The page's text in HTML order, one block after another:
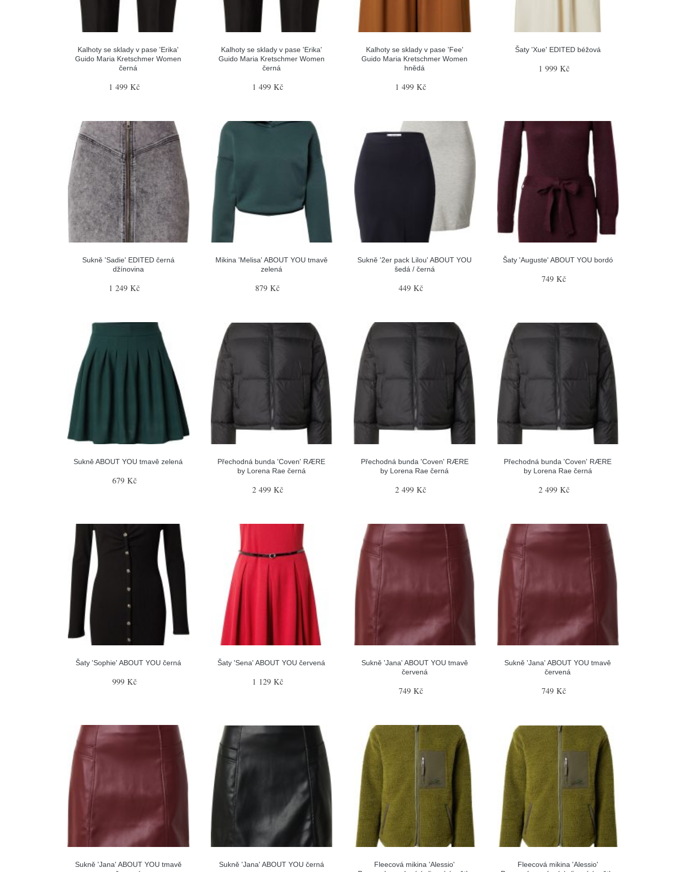
Kalhoty se sklady v pase 'Erika'
Guido Maria Kretschmer Women
černá
1 499 Kč
Kalhoty se sklady v pase 'Erika'
Guido Maria Kretschmer Women
černá
1 499 Kč
Kalhoty se sklady v pase 'Fee'
Guido Maria Kretschmer Women
hnědá
1 499 Kč
Šaty 'Xue' EDITED béžová
1 999 Kč
Sukně 'Sadie' EDITED černá
džínovina
1 249 Kč
Mikina 'Melisa' ABOUT YOU tmavě
zelená
879 Kč
Sukně '2er pack Lilou' ABOUT YOU
šedá / černá
449 Kč
Šaty 'Auguste' ABOUT YOU bordó
749 Kč
Sukně ABOUT YOU tmavě zelená
679 Kč
Přechodná bunda 'Coven' RÆRE
by Lorena Rae černá
2 499 Kč
Přechodná bunda 'Coven' RÆRE
by Lorena Rae černá
2 499 Kč
Přechodná bunda 'Coven' RÆRE
by Lorena Rae černá
2 499 Kč
Šaty 'Sophie' ABOUT YOU černá
999 Kč
Šaty 'Sena' ABOUT YOU červená
1 129 Kč
Sukně 'Jana' ABOUT YOU tmavě
červená
749 Kč
Sukně 'Jana' ABOUT YOU tmavě
červená
749 Kč
Sukně 'Jana' ABOUT YOU tmavě
Sukně 'Jana' ABOUT YOU černá
Fleecová mikina 'Alessio'
Fleecová mikina 'Alessio'